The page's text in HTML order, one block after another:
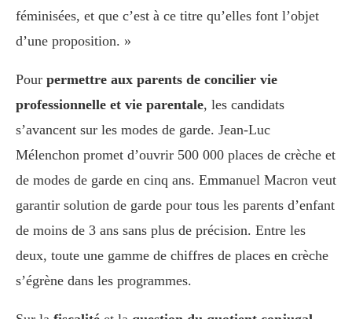
féminisées, et que c’est à ce titre qu’elles font l’objet
d’une proposition. »
Pour permettre aux parents de concilier vie
professionnelle et vie parentale, les candidats
s’avancent sur les modes de garde. Jean-Luc
Mélenchon promet d’ouvrir 500 000 places de crèche et
de modes de garde en cinq ans. Emmanuel Macron veut
garantir solution de garde pour tous les parents d’enfant
de moins de 3 ans sans plus de précision. Entre les
deux, toute une gamme de chiffres de places en crèche
s’égrène dans les programmes.